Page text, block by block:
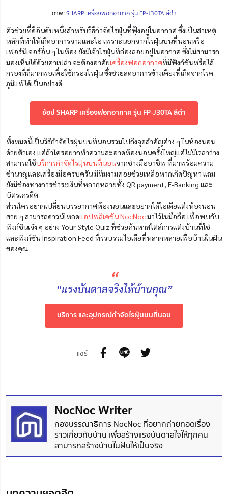
ภาพ:SHARP เครื่องฟอกอากาศ รุ่น FP-J30TA สีดำ
ตัวช่วยที่ดีอันดับหนึ่งสำหรับวิธีกำจัดไรฝุ่นที่ฟุ้งอยู่ในอากาศ ซึ่งเป็นสาเหตุ
หลักที่ทำให้เกิดอาการจามและไอ เพราะนอกจากไรฝุ่นบนที่นอนหรือ
เฟอร์นิเจอร์อื่น ๆ ในห้อง ยังมีเจ้าไรฝุ่นที่ล่องลอยอยู่ในอากาศ ซึ่งไม่สามารถ
มองเห็นได้ด้วยตาเปล่า จะต้องอาศัยเครื่องฟอกอากาศที่มีฟังก์ชันหรือไส้
กรองที่ถี่มากพอเพื่อใช้กรองไรฝุ่น ซึ่งช่วยลดอาการข้างเคียงที่เกิดจากโรค
ภูมิแพ้ได้เป็นอย่างดี
ช้อป SHARP เครื่องฟอกอากาศ รุ่น FP-J30TA สีดำ
ทั้งหมดนี้เป็นวิธีกําจัดไรฝุ่นบนที่นอนรวมไปถึงจุดสำคัญต่าง ๆ ในห้องนอน
ด้วยตัวเอง แต่ถ้าใครอยากทำความสะอาดห้องนอนครั้งใหญ่แต่ไม่มีเวลาว่าง
สามารถใช้บริการกำจัดไรฝุ่นบนที่นอนจากช่างมืออาชีพ ที่มาพร้อมความ
ชำนาญและเครื่องมือครบครัน มีทีมงามคอยช่วยเหลือหากเกิดปัญหา แถม
ยังมีช่องทางการชำระเงินที่หลากหลายทั้ง QR payment, E-Banking และ
บัตรเครดิต
ส่วนใครอยากเปลี่ยนบรรยากาศห้องนอนและอยากได้ไอเดียแต่งห้องนอน
สวย ๆ สามารถดาวน์โหลดแอปพลิเคชัน NocNocมาไว้ในมือถือ เพื่อพบกับ
ฟังก์ชันเจ๋ง ๆ อย่าง Your Style Quiz ที่ช่วยค้นหาสไตล์การแต่งบ้านที่ใช่
และฟังก์ชัน Inspiration Feed ที่รวบรวมไอเดียที่หลากหลายเพื่อบ้านในฝัน
ของคุณ
“
“แรงบันดาลจริงให้บ้านคุณ”
บริการ และอุปกรณ์กำจัดไรฝุ่นบนที่นอน
แชร์
NocNoc Writer
กองบรรณาธิการ NocNoc ที่อยากถ่ายทอดเรื่อง
ราวเกี่ยวกับบ้าน เพื่อสร้างแรงบันดาลใจให้ทุกคน
สามารถสร้างบ้านในฝันให้เป็นจริง